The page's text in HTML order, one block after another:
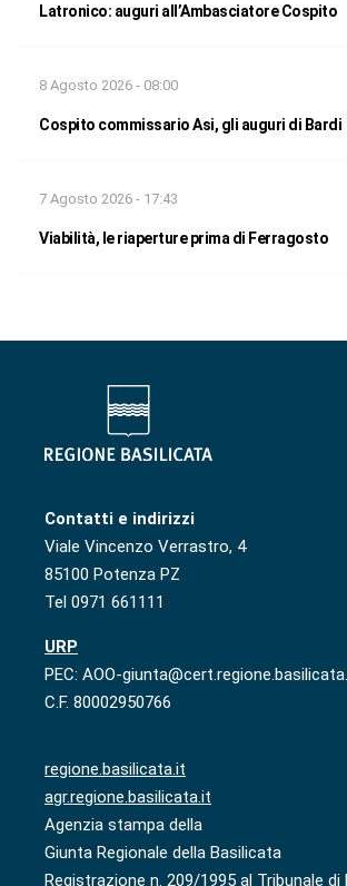
Latronico: auguri all’Ambasciatore Cospito
8 Agosto 2026 - 08:00
Cospito commissario Asi, gli auguri di Bardi
7 Agosto 2026 - 17:43
Viabilità, le riaperture prima di Ferragosto
Contatti e indirizzi
Viale Vincenzo Verrastro, 4
85100 Potenza PZ
Tel 0971 661111
URP
PEC: AOO-
C.F. 80002950766
regione.basilicata.it
agr.regione.basilicata.it
Agenzia stampa della
Giunta Regionale della Basilicata
Registrazione n. 209/1995 al Tribunale